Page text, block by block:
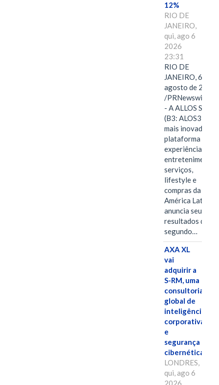
12%
RIO DE
JANEIRO,
qui, ago 6
2026
23:31
RIO DE
JANEIRO, 6 de
agosto de 2026
/PRNewswire/ -
- A ALLOS S.A.
(B3: ALOS3), a
mais inovadora
plataforma de
experiências,
entretenimento,
serviços,
lifestyle e
compras da
América Latina
anuncia seus
resultados do
segundo…
AXA XL
vai
adquirir a
S-RM, uma
consultoria
global de
inteligência
corporativa
e
segurança
cibernética
LONDRES,
qui, ago 6
2026